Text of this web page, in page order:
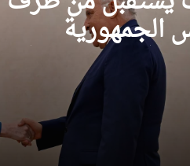
يستقبل من طرف
الجمهورية
البيلاروسية
لقاء على
البيلاروسي